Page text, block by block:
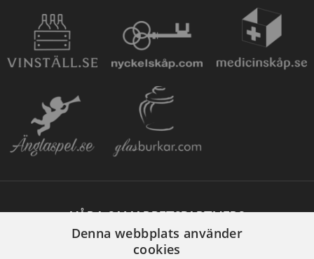
VÅRA SAMARBETSPARTNERS
Denna webbplats använder
cookies